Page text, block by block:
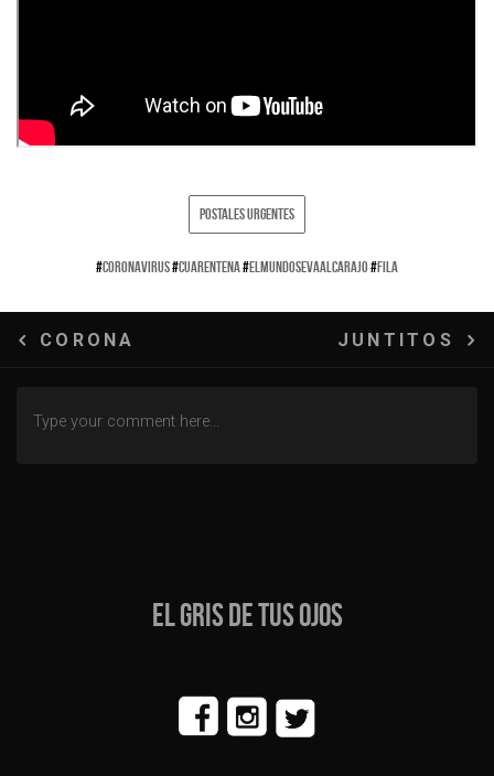
POSTALES URGENTES
#CORONAVIRUS#CUARENTENA#ELMUNDOSEVAALCARAJO#FILA
Navegación
entradas
CORONA JUNTITOS
EL GRIS DE TUS OJOS